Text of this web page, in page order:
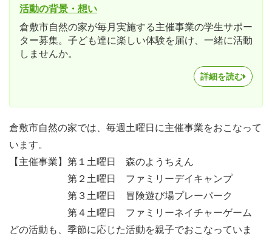
活動の背景・想い
倉敷市自然の家が毎月実施する主催事業の学生サポー
ター募集。子ども達に楽しい体験を届け、一緒に活動
しませんか。
詳細を読む
倉敷市自然の家では、毎週土曜日に主催事業をおこなって
います。
【主催事業】第１土曜日 森のようちえん
第２土曜日 ファミリーデイキャンプ
第３土曜日 冒険遊び場プレーパーク
第４土曜日 ファミリーネイチャーゲーム
どの活動も、季節に応じた活動を親子でおこなっていま